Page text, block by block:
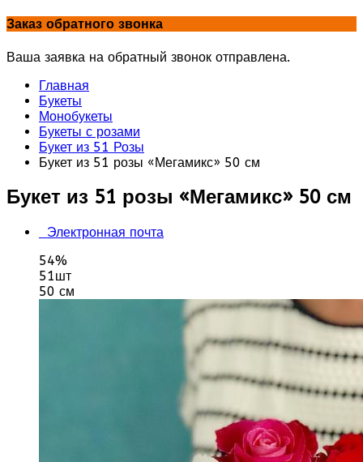
Заказ обратного звонка
Ваша заявка на обратный звонок отправлена.
Главная
Букеты
Монобукеты
Букеты с розами
Букет из 51 Розы
Букет из 51 розы «Мегамикс» 50 см
Букет из 51 розы «Мегамикс» 50 см
Электронная почта
54%
51шт
50 см